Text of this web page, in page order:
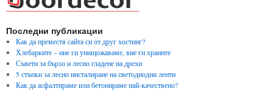
Последни публикации
Как да преместя сайта си от друг хостинг?
Хлебарките – ние ги унищожаваме, вие ги храните
Съвети за бързо и лесно гладене на дрехи
5 стъпки за лесно инсталиране на светодиодни ленти
Как да асфалтираме или бетонираме най-качествено?